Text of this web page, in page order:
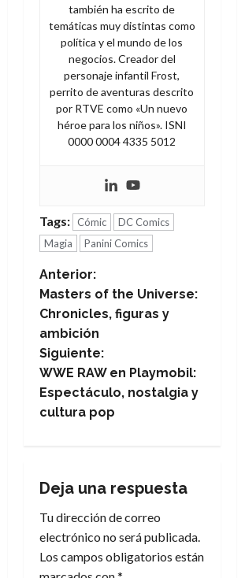
también ha escrito de
temáticas muy distintas como
política y el mundo de los
negocios. Creador del
personaje infantil Frost,
perrito de aventuras descrito
por RTVE como «Un nuevo
héroe para los niños». ISNI
0000 0004 4335 5012
Tags: Cómic
DC Comics
Magia
Panini Comics
N
a
v
e
g
c
i
ó
Anterior:
Masters of the Universe:
Chronicles, figuras y
ambición
Siguiente:
WWE RAW en Playmobil:
Espectáculo, nostalgia y
cultura pop
Deja una respuesta
Tu dirección de correo
electrónico no será publicada.
Los campos obligatorios están